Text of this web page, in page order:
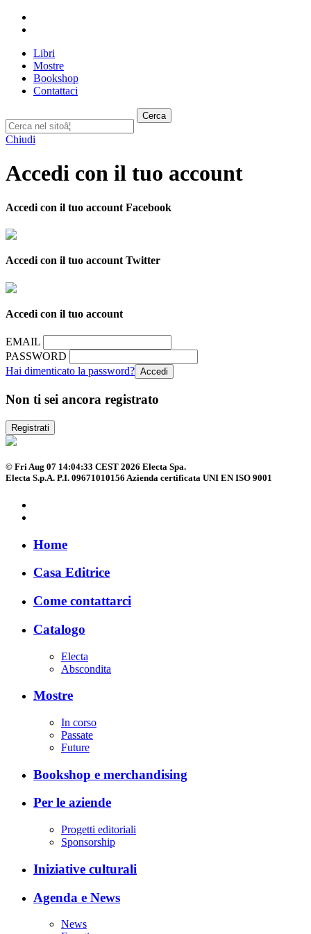
Libri
Mostre
Bookshop
Contattaci
Cerca
Chiudi
Accedi con il tuo account
Accedi con il tuo account Facebook
Accedi con il tuo account Twitter
Accedi con il tuo account
EMAIL
PASSWORD
Hai dimenticato la password?
Non ti sei ancora registrato
Registrati
© Fri Aug 07 14:04:33 CEST 2026 Electa Spa.
Electa S.p.A. P.I. 09671010156 Azienda certificata UNI EN ISO 9001
Home
Casa Editrice
Come contattarci
Catalogo
Electa
Abscondita
Mostre
In corso
Passate
Future
Bookshop e merchandising
Per le aziende
Progetti editoriali
Sponsorship
Iniziative culturali
Agenda e News
News